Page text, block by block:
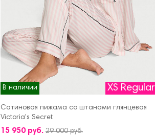
В наличии XS Regular
Сатиновая пижама со штанами глянцевая
Victoria's Secret
15 950 руб. 29 000 руб.